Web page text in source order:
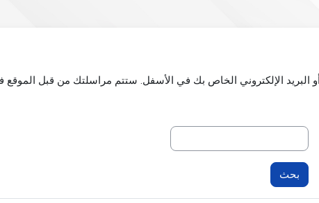
البريد الإلكتروني الخاص بك في الأسفل. ستتم مراسلتك من قبل